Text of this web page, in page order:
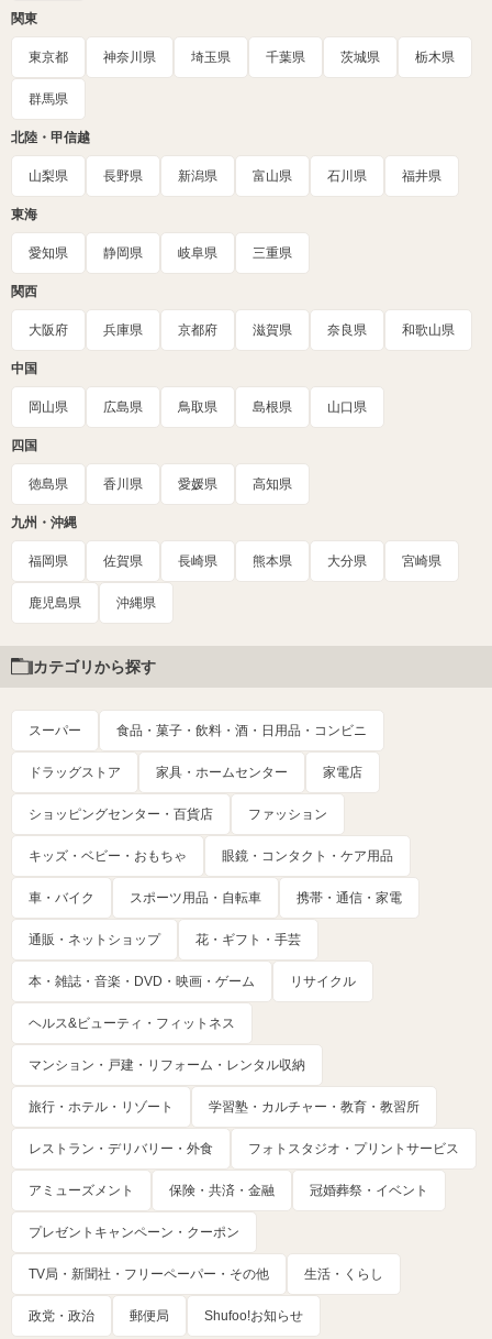
関東
東京都 神奈川県 埼玉県 千葉県 茨城県 栃木県
群馬県
北陸・甲信越
山梨県 長野県 新潟県 富山県 石川県 福井県
東海
愛知県 静岡県 岐阜県 三重県
関西
大阪府 兵庫県 京都府 滋賀県 奈良県 和歌山県
中国
岡山県 広島県 鳥取県 島根県 山口県
四国
徳島県 香川県 愛媛県 高知県
九州・沖縄
福岡県 佐賀県 長崎県 熊本県 大分県 宮崎県
鹿児島県 沖縄県
カテゴリから探す
スーパー 食品・菓子・飲料・酒・日用品・コンビニ
ドラッグストア 家具・ホームセンター 家電店
ショッピングセンター・百貨店 ファッション
キッズ・ベビー・おもちゃ 眼鏡・コンタクト・ケア用品
車・バイク スポーツ用品・自転車 携帯・通信・家電
通販・ネットショップ 花・ギフト・手芸
本・雑誌・音楽・DVD・映画・ゲーム リサイクル
ヘルス&ビューティ・フィットネス
マンション・戸建・リフォーム・レンタル収納
旅行・ホテル・リゾート 学習塾・カルチャー・教育・教習所
レストラン・デリバリー・外食 フォトスタジオ・プリントサービス
アミューズメント 保険・共済・金融 冠婚葬祭・イベント
プレゼントキャンペーン・クーポン
TV局・新聞社・フリーペーパー・その他 生活・くらし
政党・政治 郵便局 Shufoo!お知らせ